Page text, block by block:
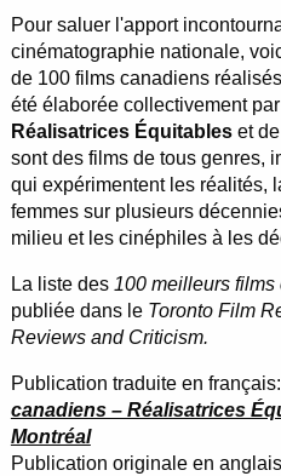
Pour saluer l'apport
cinématographie nationale,
de 100 films canadiens
été élaborée collectivement
Réalisatrices Équitableset de
sont des films de tous genres,
qui expérimentent les réalités,
femmes sur plusieurs
milieu et les cinéphiles à les
La liste des 100 meilleurs films
publiée dans le Toronto Film
Reviews and Criticism.
Publication traduite en français:
canadiens – Réalisatrices
Montréal
Publication originale en